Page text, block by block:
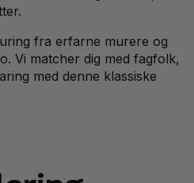
fra erfarne murere og
Vi matcher dig med fagfolk,
med denne klassiske